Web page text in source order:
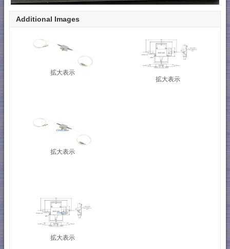
Additional Images
拡大表示
拡大表示
拡大表示
拡大表示